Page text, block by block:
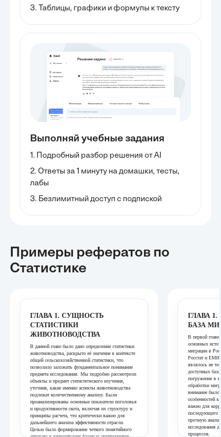
3. Таблицы, графики и формулы к тексту
Выполняй учебные задания
1. Подробный разбор решения от AI
2. Ответы за 1 минуту на домашки, тесты,
лабы
3. Безлимитный доступ с подпиской
Примеры рефератов по
Статистике
ГЛАВА 1. СУЩНОСТЬ
СТАТИСТИКИ
ЖИВОТНОВОДСТВА
В данной главе было дано определение статистики
животноводства, раскрыто её значение в контексте
общей сельскохозяйственной статистики, что
позволило заложить фундаментальное понимание
предмета исследования. Мы подробно рассмотрели
объекты и предмет статистического изучения,
уточнив, какие именно аспекты животноводства
подлежат количественному анализу. Были
проанализированы основные показатели поголовья
и продуктивности скота, включая их структуру и
принципы расчета, что критически важно для
дальнейшего анализа эффективности отрасли.
Целью было формирование четкого понятийного
ГЛАВА
БАЗА
В первой главе
основных
миграции в
Росстат и
являлось не
доступных
погружение в
обработки
внимание было
особенностей
важно для
последующего
прочную
исследования
процессов.